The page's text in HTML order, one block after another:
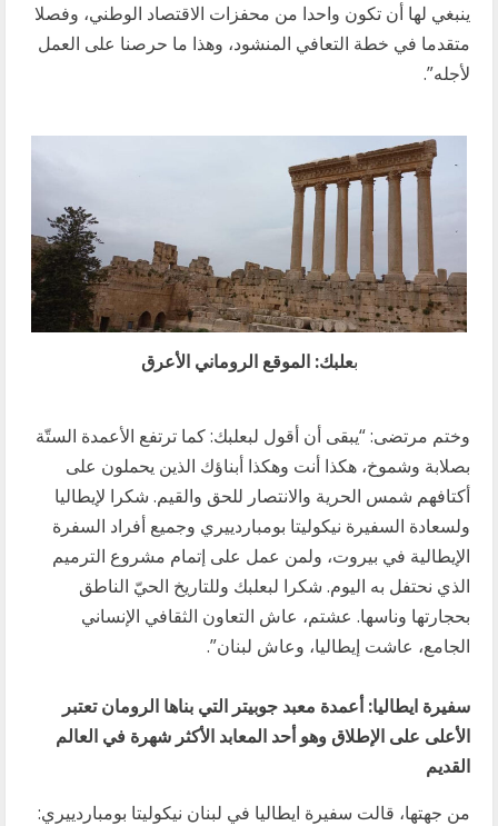
ينبغي لها أن تكون واحدا من محفزات الاقتصاد الوطني، وفصلا
متقدما في خطة التعافي المنشود، وهذا ما حرصنا على العمل
لأجله”.
علبك: الموقع الروماني الأعرق
وختم مرتضى: “يبقى أن أقول لبعلبك: كما ترتفع الأعمدة الستّة
بصلابة وشموخ، هكذا أنت وهكذا أبناؤك الذين يحملون على
أكتافهم شمس الحرية والانتصار للحق والقيم. ​شكرا لإيطاليا
ولسعادة السفيرة نيكوليتا بومباردييري وجميع أفراد السفرة
الإيطالية في بيروت، ولمن عمل على إتمام مشروع الترميم
الذي نحتفل به اليوم. ​شكرا لبعلبك وللتاريخ الحيّ الناطق
بحجارتها وناسها. ​عشتم، عاش التعاون الثقافي الإنساني
الجامع، عاشت إيطاليا، وعاش لبنان”.
سفيرة ايطاليا: أعمدة معبد جوبيتر التي بناها الرومان تعتبر
الأعلى على الإطلاق وهو أحد المعابد الأكثر شهرة في العالم
القديم
من جهتها، قالت سفيرة ايطاليا في لبنان نيكوليتا بومباردييري: